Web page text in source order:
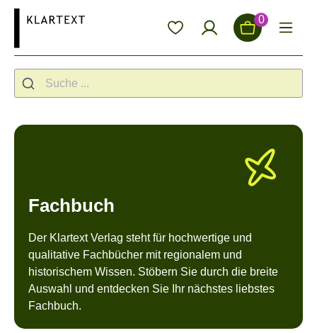
springen 0
Fachbuch
Der Klartext Verlag steht für hochwertige und
qualitative Fachbücher mit regionalem und
historischem Wissen. Stöbern Sie durch die breite
Auswahl und entdecken Sie Ihr nächstes liebstes
Fachbuch.